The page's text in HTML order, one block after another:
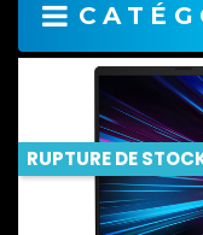
RUPTURE DE